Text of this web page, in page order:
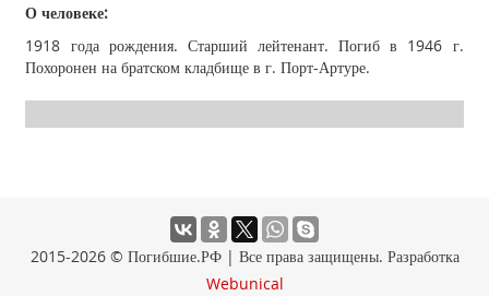
О человеке:
1918 года рождения. Старший лейтенант. Погиб в 1946 г.
Похоронен на братском кладбище в г. Порт-Артуре.
2015-2026 © Погибшие.РФ | Все права защищены. Разработка
Webunical